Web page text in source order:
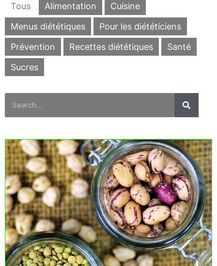
Tous Alimentation
Cuisine
Menus diététiques
Pour les diététiciens
Prévention
Recettes diététiques
Santé
Sucres